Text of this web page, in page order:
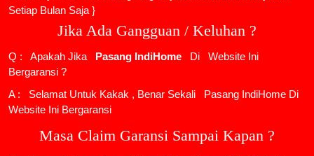
Setiap Bulan Saja }
Jika Ada Gangguan / Keluhan ?
Q : Apakah Jika Pasang IndiHome Di
Website Ini
Bergaransi ?
A : Selamat Untuk Kakak , Benar Sekali
Pasang IndiHome Di
Website Ini Bergaransi
Masa Claim Garansi Sampai Kapan ?